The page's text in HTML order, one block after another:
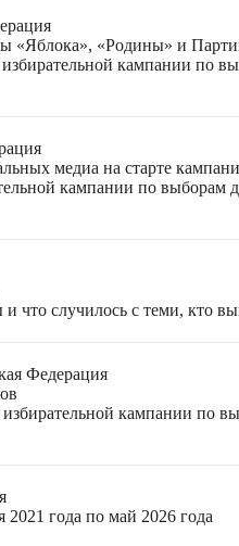
«Яблока», «Родины» и
кампании
медиа на старте
кампании по
что случилось с теми, кто
Федерация
кампании
2021 года по май 2026 года